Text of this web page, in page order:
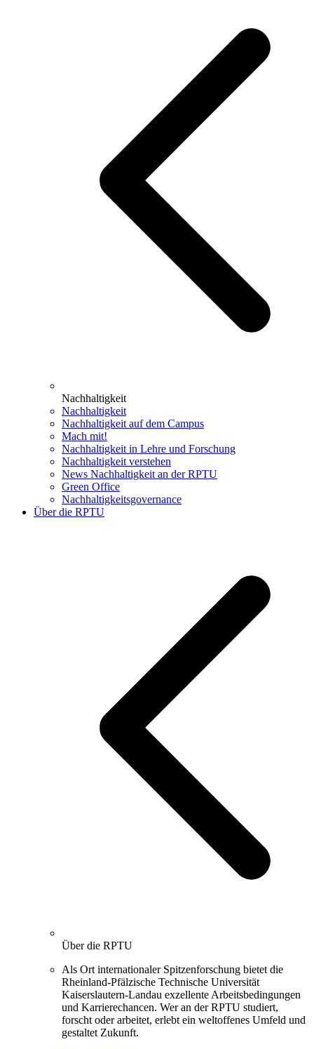
Nachhaltigkeit
Nachhaltigkeit
Nachhaltigkeit auf dem Campus
Mach mit!
Nachhaltigkeit in Lehre und Forschung
Nachhaltigkeit verstehen
News Nachhaltigkeit an der RPTU
Green Office
Nachhaltigkeitsgovernance
Über die RPTU
Über die RPTU
Als Ort internationaler Spitzenforschung bietet die
Rheinland-Pfälzische Technische Universität
Kaiserslautern-Landau exzellente Arbeitsbedingungen
und Karrierechancen. Wer an der RPTU studiert,
forscht oder arbeitet, erlebt ein weltoffenes Umfeld und
gestaltet Zukunft.